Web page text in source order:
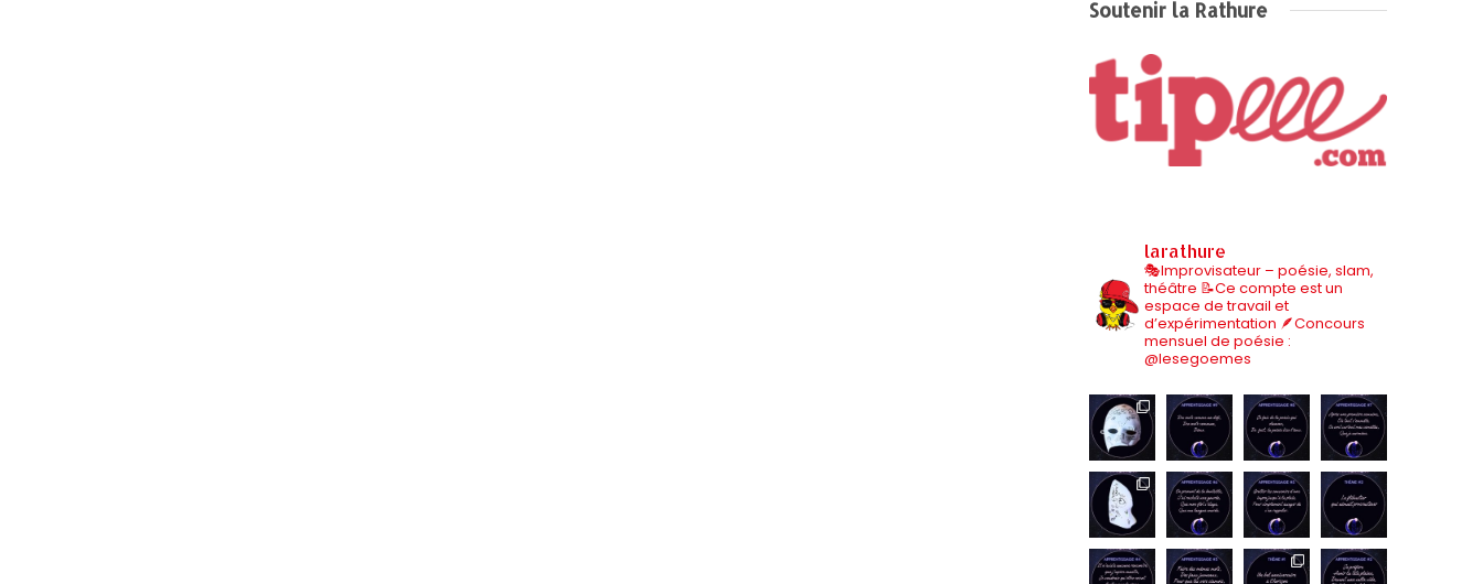
Soutenir la Rathure
larathure
🎭Improvisateur – poésie, slam,
théâtre 📝Ce compte est un
espace de travail et
d’expérimentation 🪶Concours
mensuel de poésie :
@lesegoemes